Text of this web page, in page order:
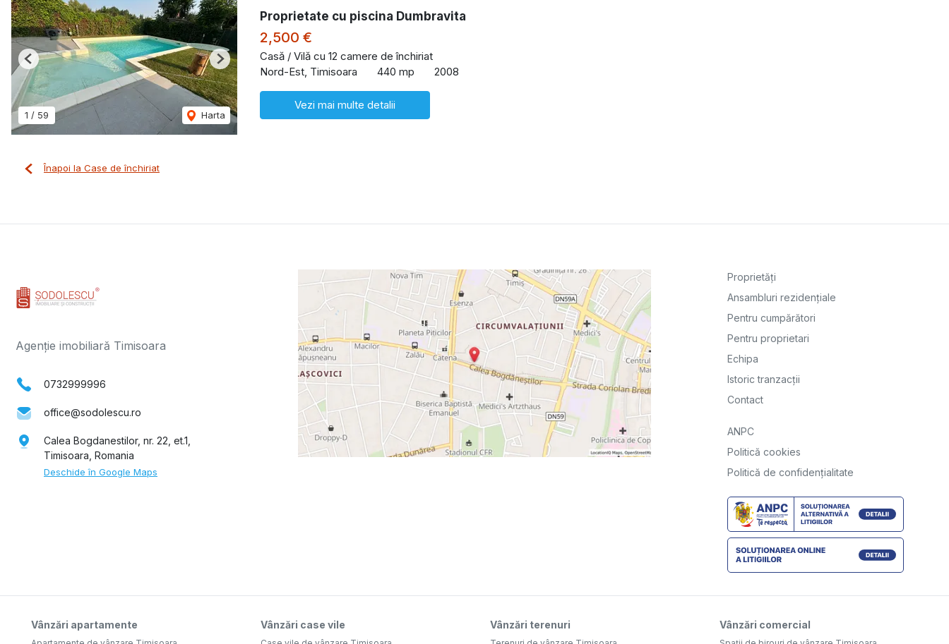
1 / 59 Harta
Previous Next
Proprietate cu piscina Dumbravita
2,500 €
Casă / Vilă cu 12 camere de închiriat
Nord-Est, Timisoara
440 mp 2008
Vezi mai multe detalii
Înapoi la Case de închiriat
Agenție imobiliară Timisoara
0732999996
office@sodolescu.ro
Calea Bogdanestilor, nr. 22, et.1,
Timisoara, Romania
Deschide în Google Maps
Proprietăți
Ansambluri rezidențiale
Pentru cumpărători
Pentru proprietari
Echipa
Istoric tranzacții
Contact
ANPC
Politică cookies
Politică de confidențialitate
Vânzări apartamente Vânzări case vile Vânzări terenuri Vânzări comercial